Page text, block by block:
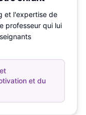
et l'expertise de
professeur qui lui
et du